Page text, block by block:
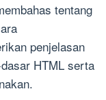
tentang
penjelasan
HTML serta